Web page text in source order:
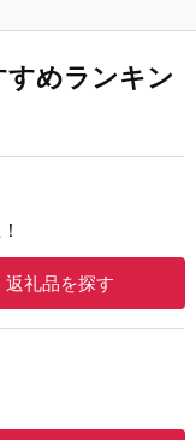
めランキン
返礼品を探す